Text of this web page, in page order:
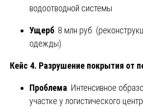
водоотводной системы
Ущерб: 8 млн руб.
одежды)
Кейс 4. Разрушение покрытия от
Проблема: Интенсивное
участке у логистического